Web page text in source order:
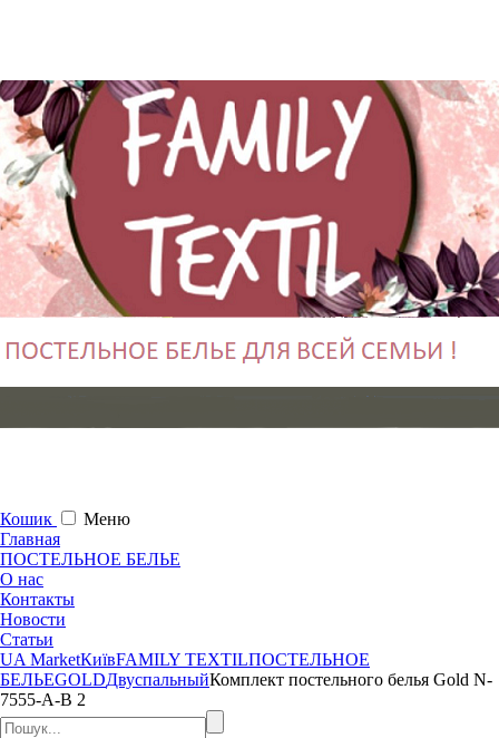
Кошик
Меню
Главная
ПОСТЕЛЬНОЕ БЕЛЬЕ
О нас
Контакты
Новости
Статьи
UA MarketКиївFAMILY TEXTILПОСТЕЛЬНОЕ
БЕЛЬЕGOLDДвуспальныйКомплект постельного белья Gold N-
7555-A-B 2